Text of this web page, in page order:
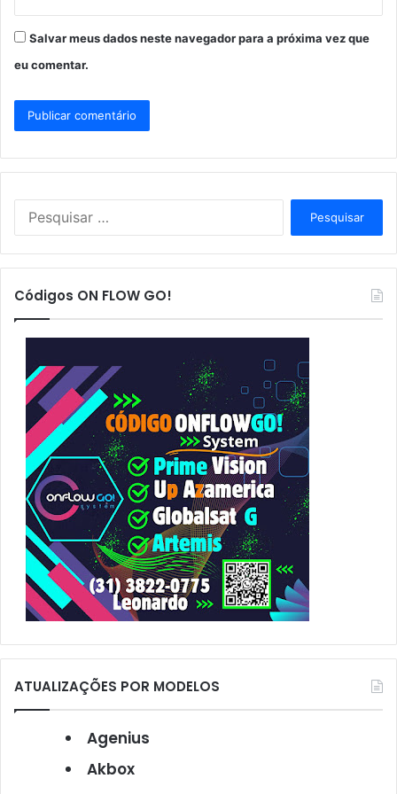
Salvar meus dados neste navegador para a próxima vez que
eu comentar.
s
a
p
o
r
:
Códigos ON FLOW GO!
ATUALIZAÇÕES POR MODELOS
Agenius
Akbox